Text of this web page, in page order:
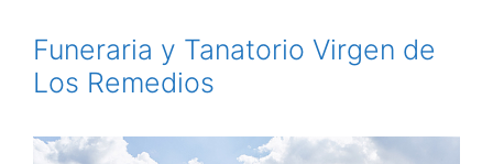
Funeraria y Tanatorio Virgen de
Los Remedios